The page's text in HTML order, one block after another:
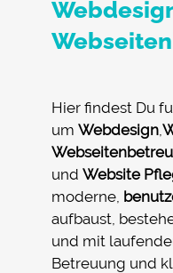
Leistungen
News
Werbeagentur Jobs
Kontakt
Suche
Fullservice
Hier findest Du
umWebdesign,
undWebsite
moderne,
aufbaust,
und mit
Betreuung und